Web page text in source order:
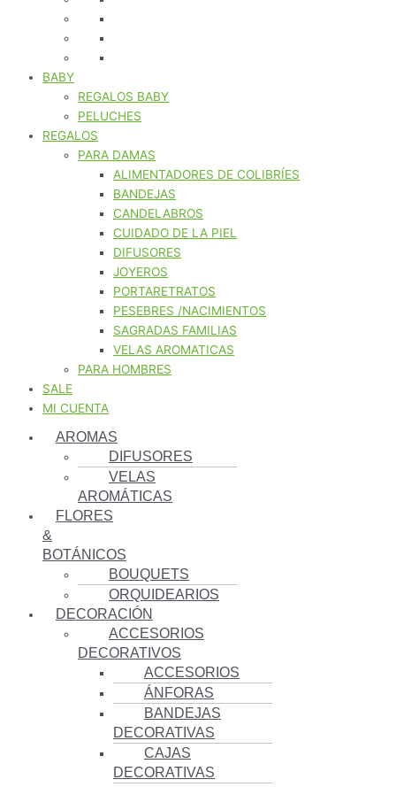
BABY
REGALOS BABY
PELUCHES
REGALOS
PARA DAMAS
ALIMENTADORES DE COLIBRÍES
BANDEJAS
CANDELABROS
CUIDADO DE LA PIEL
DIFUSORES
JOYEROS
PORTARETRATOS
PESEBRES /NACIMIENTOS
SAGRADAS FAMILIAS
VELAS AROMATICAS
PARA HOMBRES
SALE
MI CUENTA
AROMAS
DIFUSORES
VELAS
AROMÁTICAS
FLORES
&
BOTÁNICOS
BOUQUETS
ORQUIDEARIOS
DECORACIÓN
ACCESORIOS
DECORATIVOS
ACCESORIOS
ÁNFORAS
BANDEJAS
DECORATIVAS
CAJAS
DECORATIVAS